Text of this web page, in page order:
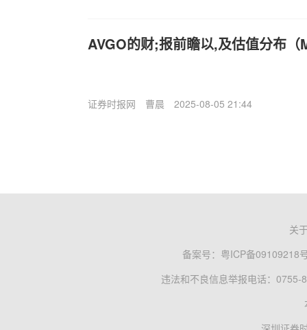
AVGO的财;报前瞻以,及估值分布（
证券时报网 曹晨 2025-08-05 21:44
关
备案号： 粤ICP备09109218
违法和不良信息举报电话：0755-